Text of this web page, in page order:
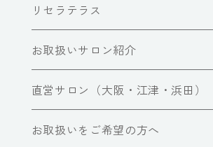
リセラテラス
お取扱いサロン紹介
直営サロン（大阪・江津・浜田）
お取扱いをご希望の方へ